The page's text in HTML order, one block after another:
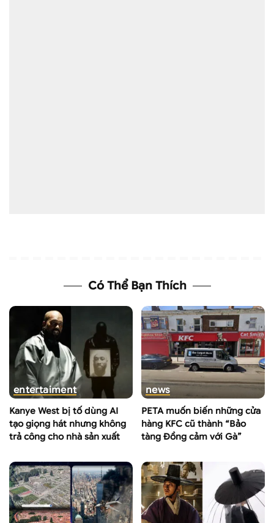
Có Thể Bạn Thích
entertaiment
Kanye West bị tố dùng AI
tạo giọng hát nhưng không
trả công cho nhà sản xuất
news
PETA muốn biến những cửa
hàng KFC cũ thành “Bảo
tàng Đồng cảm với Gà”